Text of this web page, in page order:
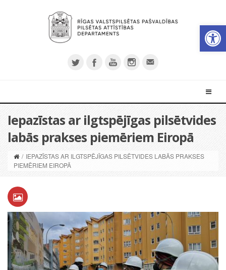
Iepazīstas ar ilgtspējīgas pilsētvides
labās prakses piemēriem Eiropā
/ IEPAZĪSTAS AR ILGTSPĒJĪGAS PILSĒTVIDES LABĀS PRAKSES
PIEMĒRIEM EIROPĀ